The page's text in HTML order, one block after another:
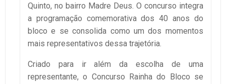
Quinto, no bairro Madre Deus. O concurso integra
a programação comemorativa dos 40 anos do
bloco e se consolida como um dos momentos
mais representativos dessa trajetória.
Criado para ir além da escolha de uma
representante, o Concurso Rainha do Bloco se